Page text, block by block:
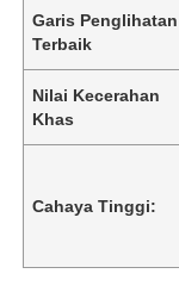
Garis Penglihatan
Terbaik
Nilai Kecerahan
Khas
Cahaya Tinggi: